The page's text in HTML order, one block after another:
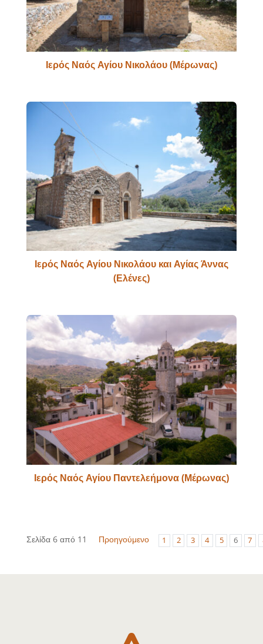
Ιερός Ναός Αγίου Νικολάου (Μέρωνας)
Ιερός Ναός Αγίου Νικολάου και Αγίας Άννας
(Ελένες)
Ιερός Ναός Αγίου Παντελεήμονα (Μέρωνας)
Σελίδα 6 από 11 Προηγούμενο 1 2 3 4 5 6 7